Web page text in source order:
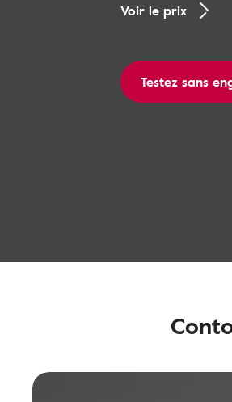
Voir le prix
Testez sans